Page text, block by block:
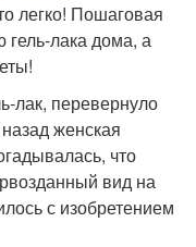
легко! Пошаговая
гель-лака дома, а
лак, перевернуло
женская
что
вид на
с изобретением